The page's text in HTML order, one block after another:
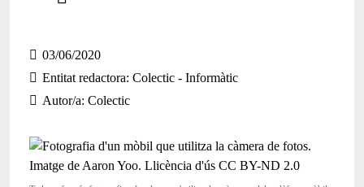
03/06/2020
Entitat redactora Colectic - Informàtic
Autor/a Colectic